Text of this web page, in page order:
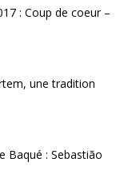
: Coup de coeur –
une tradition
Baqué : Sebastião